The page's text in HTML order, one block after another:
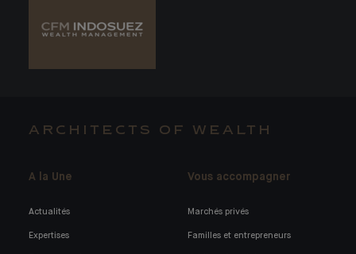
ARCHITECTS OF WEALTH
A la Une
Actualités
Expertises
Vous accompagner
Marchés privés
Familles et entrepreneurs